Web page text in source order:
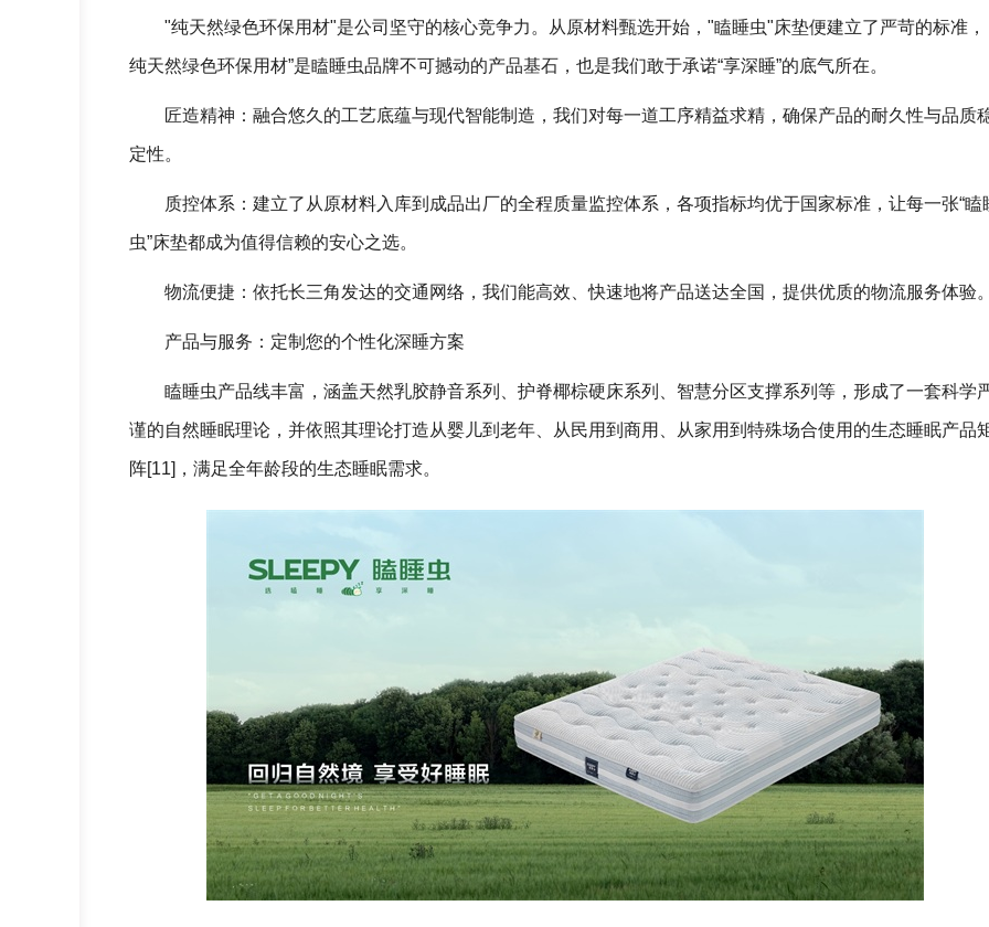
"纯天然绿色环保用材"是公司坚守的核心竞争力。从原材料甄选开始，"瞌睡虫"床垫便建立了严苛的标准，
纯天然绿色环保用材”是瞌睡虫品牌不可撼动的产品基石，也是我们敢于承诺“享深睡”的底气所在。
匠造精神：融合悠久的工艺底蕴与现代智能制造，我们对每一道工序精益求精，确保产品的耐久性与品质
定性。
质控体系：建立了从原材料入库到成品出厂的全程质量监控体系，各项指标均优于国家标准，让每一张“瞌
虫”床垫都成为值得信赖的安心之选。
物流便捷：依托长三角发达的交通网络，我们能高效、快速地将产品送达全国，提供优质的物流服务体验
产品与服务：定制您的个性化深睡方案
瞌睡虫产品线丰富，涵盖天然乳胶静音系列、护脊椰棕硬床系列、智慧分区支撑系列等，形成了一套科学
谨的自然睡眠理论，并依照其理论打造从婴儿到老年、从民用到商用、从家用到特殊场合使用的生态睡眠产品
阵[11]，满足全年龄段的生态睡眠需求。